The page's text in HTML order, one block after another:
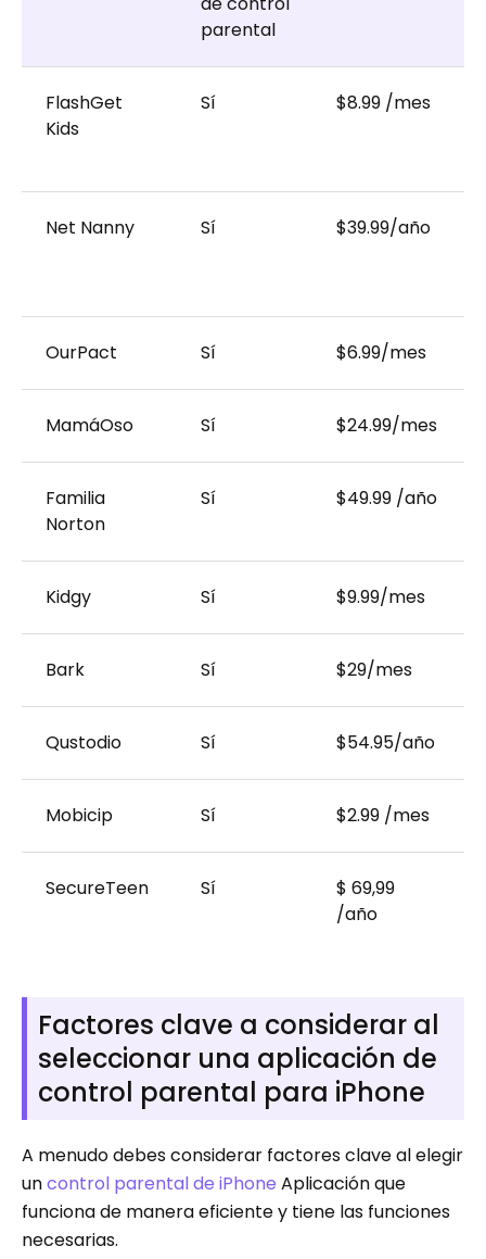
parental
FlashGet
Kids
Sí $8.99 /mes
Net Nanny Sí $39.99/año
OurPact Sí $6.99/mes
MamáOso Sí $24.99/mes
Familia
Norton
Sí $49.99 /año
Kidgy Sí $9.99/mes
Bark Sí $29/mes
Qustodio Sí $54.95/año
Mobicip Sí $2.99 ​​/mes
SecureTeen Sí
$ 69,99
/año
Factores clave a considerar al
seleccionar una aplicación de
control parental para iPhone
A menudo debes considerar factores clave al elegir
uncontrol parental de iPhone Aplicación que
funciona de manera eficiente y tiene las funciones
necesarias.